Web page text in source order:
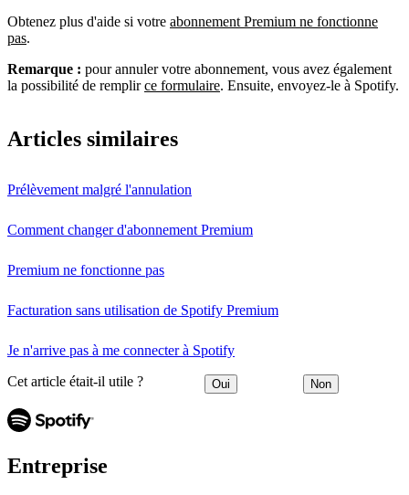
Obtenez plus d'aide si votre abonnement Premium ne fonctionne
pas.
Remarque : pour annuler votre abonnement, vous avez également
la possibilité de remplirce formulaire. Ensuite, envoyez-le à Spotify.
Articles similaires
Prélèvement malgré l'annulation
Comment changer d'abonnement Premium
Premium ne fonctionne pas
Facturation sans utilisation de Spotify Premium
Je n'arrive pas à me connecter à Spotify
Cet article était-il utile ? Oui Non
Entreprise